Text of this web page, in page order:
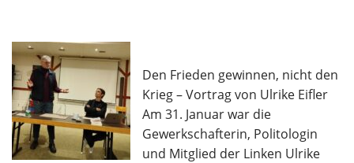
Den Frieden gewinnen, nicht den
Krieg – Vortrag von Ulrike Eifler
Am 31. Januar war die
Gewerkschafterin, Politologin
und Mitglied der Linken Ulrike